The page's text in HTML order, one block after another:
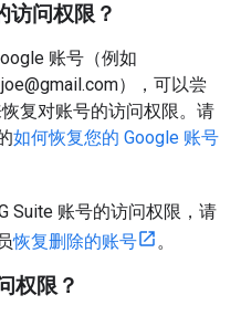
访问权限？
账号（例如
），可以尝
复对账号的访问权限。请
如何恢复您的 Google 账号
Suite 账号的访问权限，请
恢复删除的账号 。
权限？